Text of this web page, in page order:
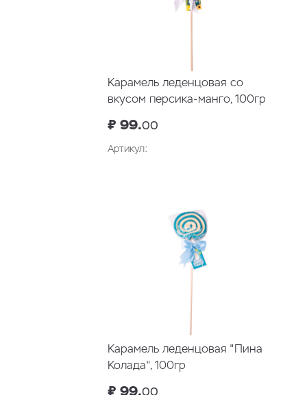
Карамель леденцовая со
вкусом персика-манго, 100гр
₽ 99.00
Артикул:
Карамель леденцовая "Пина
Колада", 100гр
₽ 99.00